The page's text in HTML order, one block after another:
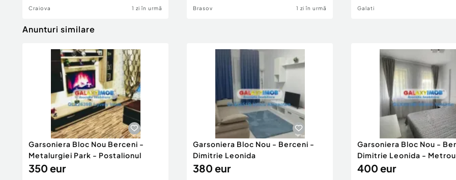
Craiova 1 zi în urmă Brasov 1 zi în urmă Galati
Anunturi similare
Garsoniera Bloc Nou Berceni -
Metalurgiei Park - Postalionul
350 eur
Garsoniera Bloc Nou - Berceni -
Dimitrie Leonida
380 eur
Garsoniera Bloc Nou -
Dimitrie Leonida -
400 eur